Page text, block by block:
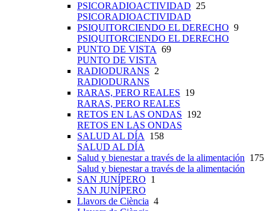
PSICORADIOACTIVIDAD 25
PSICORADIOACTIVIDAD
PSIQUITORCIENDO EL DERECHO 9
PSIQUITORCIENDO EL DERECHO
PUNTO DE VISTA 69
PUNTO DE VISTA
RADIODURANS 2
RADIODURANS
RARAS, PERO REALES 19
RARAS, PERO REALES
RETOS EN LAS ONDAS 192
RETOS EN LAS ONDAS
SALUD AL DÍA 158
SALUD AL DÍA
Salud y bienestar a través de la alimentación 175
Salud y bienestar a través de la alimentación
SAN JUNÍPERO 1
SAN JUNÍPERO
Llavors de Ciència 4